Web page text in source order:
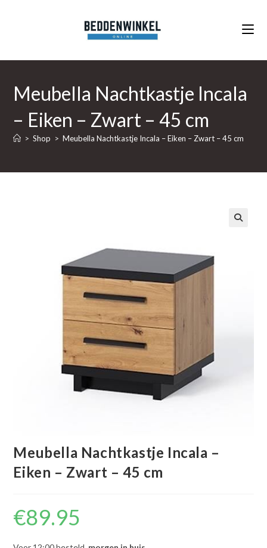
Meubella Nachtkastje Incala
– Eiken – Zwart – 45 cm
> Shop > Meubella Nachtkastje Incala – Eiken – Zwart – 45 cm
Meubella Nachtkastje Incala –
Eiken – Zwart – 45 cm
€89.95